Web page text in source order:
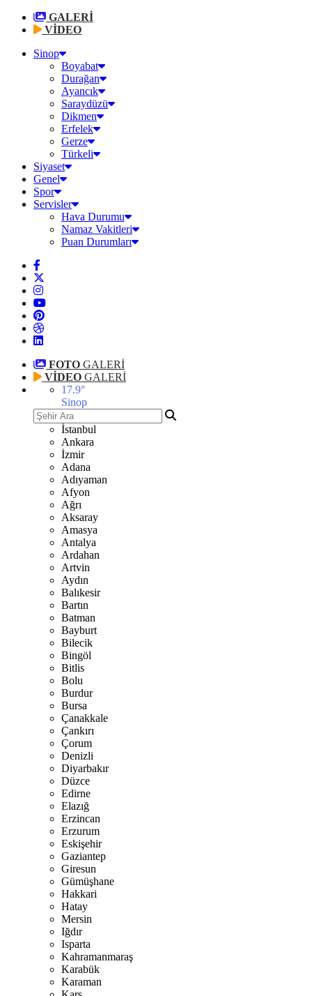
GALERİ
VİDEO
Sinop
Boyabat
Durağan
Ayancık
Saraydüzü
Dikmen
Erfelek
Gerze
Türkeli
Siyaset
Genel
Spor
Servisler
Hava Durumu
Namaz Vakitleri
Puan Durumları
FOTO GALERİ
VİDEO GALERİ
17.9°
Sinop
İstanbul
Ankara
İzmir
Adana
Adıyaman
Afyon
Ağrı
Aksaray
Amasya
Antalya
Ardahan
Artvin
Aydın
Balıkesir
Bartın
Batman
Bayburt
Bilecik
Bingöl
Bitlis
Bolu
Burdur
Bursa
Çanakkale
Çankırı
Çorum
Denizli
Diyarbakır
Düzce
Edirne
Elazığ
Erzincan
Erzurum
Eskişehir
Gaziantep
Giresun
Gümüşhane
Hakkari
Hatay
Mersin
Iğdır
Isparta
Kahramanmaraş
Karabük
Karaman